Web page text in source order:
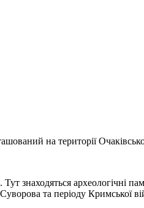
на території
знаходяться археологічні
та періоду Кримської